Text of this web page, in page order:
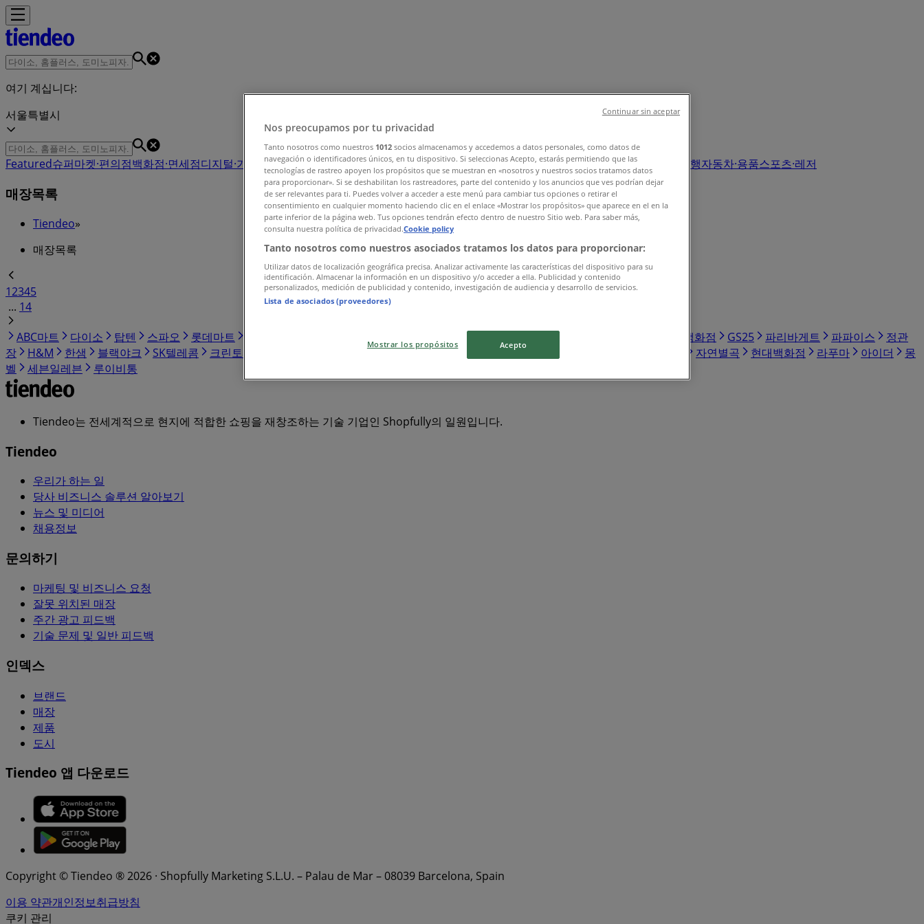
여기 계십니다:
서울특별시
Featured슈퍼마켓·편의점백화점·면세점디지털·가전 생활용품·서비스·가구패션·신발·악세서리뷰티·건강맛집·카페유아·장난감서점·문화센터·여행자동차·용품스포츠·레저
매장목록
Tiendeo»
매장목록
12345
... 14
ABC마트
다이소 탑텐 스파오 롯데마트 CU NC백화점 GS25 파리바게트 파파이스
정관
장
H&M 한샘 블랙야크 SK텔레콤 크린토피아 코오롱스포츠 미즈노 롯데백화점 닥스 자연별곡 현대백화점 라푸마 아이더
몽
벨
세븐일레븐 루이비통
Tiendeo는 전세계적으로 현지에 적합한 쇼핑을 재창조하는 기술 기업인 Shopfully의 일원입니다.
Tiendeo
우리가 하는 일
당사 비즈니스 솔루션 알아보기
뉴스 및 미디어
채용정보
문의하기
마케팅 및 비즈니스 요청
잘못 위치된 매장
주간 광고 피드백
기술 문제 및 일반 피드백
인덱스
브랜드
매장
제품
도시
Tiendeo 앱 다운로드
Copyright © Tiendeo ® 2026 · Shopfully Marketing S.L.U. – Palau de Mar – 08039 Barcelona, Spain
이용 약관개인정보취급방침
쿠키 관리
Nos preocupamos por tu privacidad
Tanto nosotros como nuestros 1012 socios almacenamos y accedemos a datos personales, como datos de
navegación o identificadores únicos, en tu dispositivo. Si seleccionas Acepto, estarás permitiendo que las
tecnologías de rastreo apoyen los propósitos que se muestran en «nosotros y nuestros socios tratamos datos
para proporcionar». Si se deshabilitan los rastreadores, parte del contenido y los anuncios que ves podrían dejar
de ser relevantes para ti. Puedes volver a acceder a este menú para cambiar tus opciones o retirar el
consentimiento en cualquier momento haciendo clic en el enlace «Mostrar los propósitos» que aparece en el en la
parte inferior de la página web. Tus opciones tendrán efecto dentro de nuestro Sitio web. Para saber más,
consulta nuestra política de privacidad.Cookie policy
Tanto nosotros como nuestros asociados tratamos los datos para proporcionar:
Utilizar datos de localización geográfica precisa. Analizar activamente las características del dispositivo para su
identificación. Almacenar la información en un dispositivo y/o acceder a ella. Publicidad y contenido
personalizados, medición de publicidad y contenido, investigación de audiencia y desarrollo de servicios.
Lista de asociados (proveedores)
Mostrar los propósitos Acepto
Continuar sin aceptar